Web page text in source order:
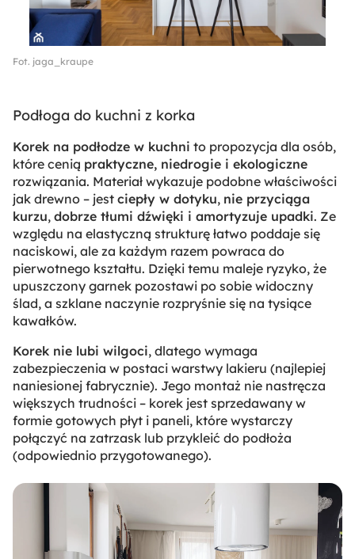
Fot. jaga_kraupe
Podłoga do kuchni z korka
Korek na podłodze w kuchni to propozycja dla osób,
które cenią praktyczne, niedrogie i ekologiczne
rozwiązania. Materiał wykazuje podobne właściwości
jak drewno – jest ciepły w dotyku, nie przyciąga
kurzu, dobrze tłumi dźwięki i amortyzuje upadki. Ze
względu na elastyczną strukturę łatwo poddaje się
naciskowi, ale za każdym razem powraca do
pierwotnego kształtu. Dzięki temu maleje ryzyko, że
upuszczony garnek pozostawi po sobie widoczny
ślad, a szklane naczynie rozpryśnie się na tysiące
kawałków.
Korek nie lubi wilgoci, dlatego wymaga
zabezpieczenia w postaci warstwy lakieru (najlepiej
naniesionej fabrycznie). Jego montaż nie nastręcza
większych trudności – korek jest sprzedawany w
formie gotowych płyt i paneli, które wystarczy
połączyć na zatrzask lub przykleić do podłoża
(odpowiednio przygotowanego).